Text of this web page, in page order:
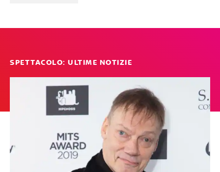
SPETTACOLO: ULTIME NOTIZIE